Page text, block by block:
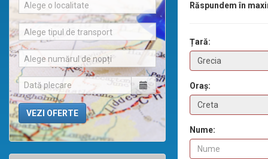
Alege o localitate
Alege tipul de transport
Alege numărul de nopți
Răspundem în
Țară:
Oraș:
Nume: